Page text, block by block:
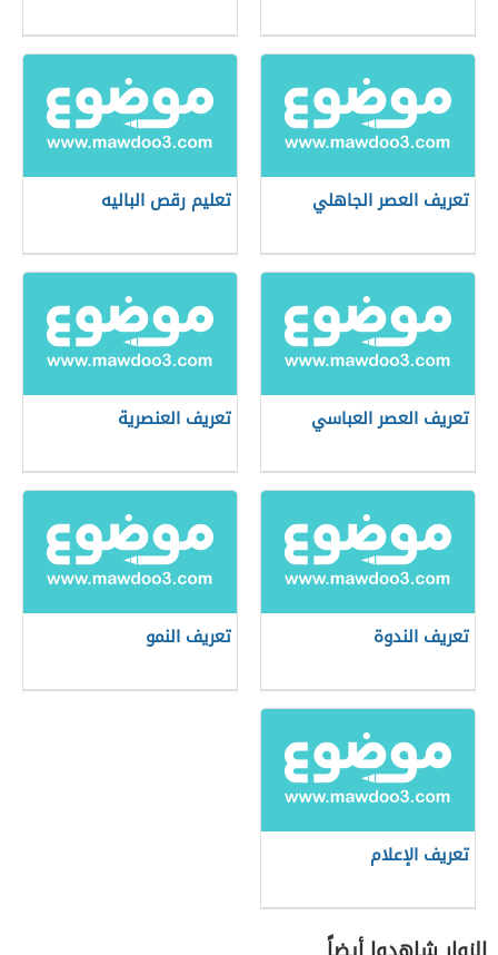
تعريف العصر الجاهلي تعليم رقص الباليه
تعريف العصر العباسي تعريف العنصرية
تعريف الندوة تعريف النمو
تعريف الإعلام